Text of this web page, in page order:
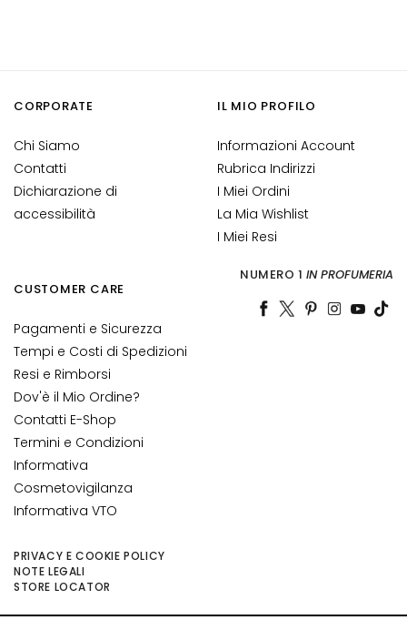
t
-
e
t
à
r
t
a
z
i
n
e
L
i
t
i
n
g
CORPORATE
Chi Siamo
Contatti
Dichiarazione di
accessibilità
CUSTOMER CARE
Pagamenti e Sicurezza
Tempi e Costi di Spedizioni
Resi e Rimborsi
Dov'è il Mio Ordine?
Contatti E-Shop
Termini e Condizioni
Informativa
Cosmetovigilanza
Informativa VTO
PRIVACY E COOKIE POLICY
NOTE LEGALI
STORE LOCATOR
IL MIO PROFILO
Informazioni Account
Rubrica Indirizzi
I Miei Ordini
La Mia Wishlist
I Miei Resi
NUMERO 1 IN PROFUMERIA